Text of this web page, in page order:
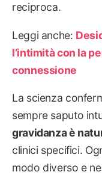
reciproca.
Leggi anche:
l’intimità con la
connessione
La scienza
sempre saputo
gravidanza è
clinici specifici.
modo diverso e